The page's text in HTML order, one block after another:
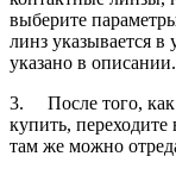
выберите
линз указывается в
указано в описании.
3. После того, как
купить, переходите
там же можно